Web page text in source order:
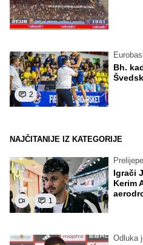
2
Bh.
NAJČITANIJE IZ KATEGORIJE
1
Igrači
Kerim
Odluka